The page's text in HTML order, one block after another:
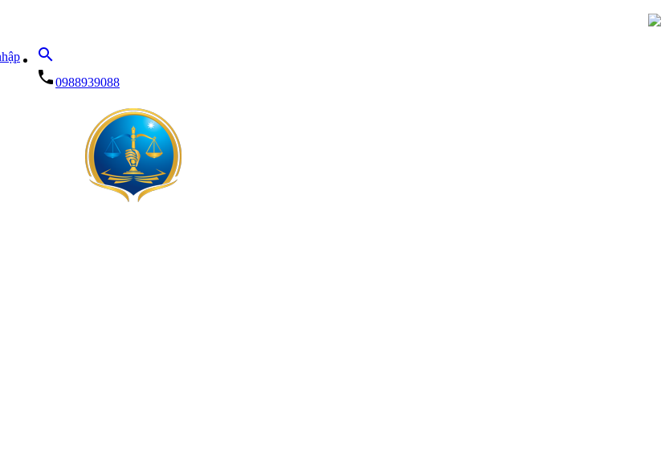
search
local_phone0988939088